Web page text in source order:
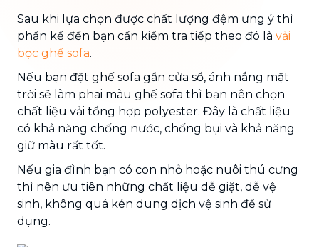
Sau khi lựa chọn được chất lượng đệm ưng ý thì
phần kế đến bạn cần kiểm tra tiếp theo đó là vải
bọc ghế sofa.
Nếu bạn đặt ghế sofa gần cửa sổ, ánh nắng mặt
trời sẽ làm phai màu ghế sofa thì bạn nên chọn
chất liệu vải tổng hợp polyester. Đây là chất liệu
có khả năng chống nước, chống bụi và khả năng
giữ màu rất tốt.
Nếu gia đình bạn có con nhỏ hoặc nuôi thú cưng
thì nên ưu tiên những chất liệu dễ giặt, dễ vệ
sinh, không quá kén dung dịch vệ sinh để sử
dụng.